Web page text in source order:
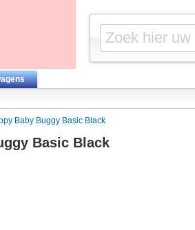
Baby Buggy Basic Black
Basic Black